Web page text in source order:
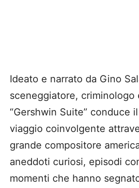
Ideato e narrato da Gino
sceneggiatore, criminologo
“Gershwin Suite” conduce
viaggio coinvolgente
grande compositore
aneddoti curiosi, episodi
momenti che hanno